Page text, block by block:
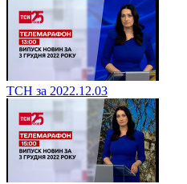
ТСН за 2022.12.03